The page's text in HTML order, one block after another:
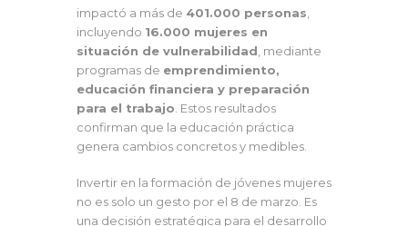
impactó a más de 401.000 personas
incluyendo 16.000 mujeres en
situación de vulnerabilidad , mediante
programas de emprendimiento,
educación financiera y preparación
para el trabajo . Estos resultados
confirman que la educación práctica
genera cambios concretos y medibles.
Invertir en la formación de jóvenes mujeres
no es solo un gesto por el 8 de marzo. Es
una decisión estratégica para el desarrollo